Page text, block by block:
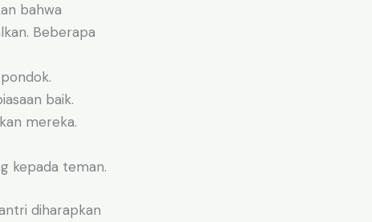
bahwa
Beberapa
baik.
mereka.
kepada teman.
diharapkan